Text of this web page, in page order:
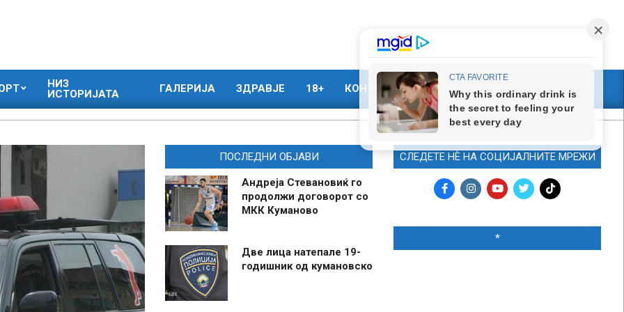
НИЗ
ИСТОРИЈАТА
ГАЛЕРИЈА ЗДРАВЈЕ 18+ КОНТАКТ МАРКЕТИНГ
ПОСЛЕДНИ ОБЈАВИ
Андреја Стевановиќ го
продолжи договорот со
МКК Куманово
Две лица натепале 19-
годишник од кумановско
СЛЕДЕТЕ НЀ НА СОЦИЈАЛНИТЕ МРЕЖИ
*